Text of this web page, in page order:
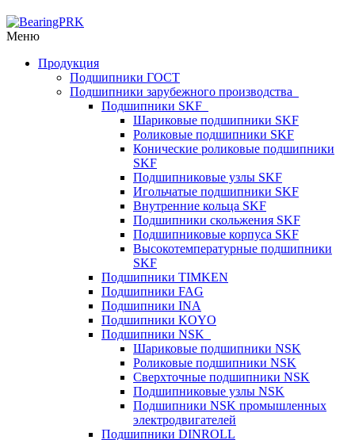
Меню
Продукция
Подшипники ГОСТ
Подшипники зарубежного производства
Подшипники SKF
Шариковые подшипники SKF
Роликовые подшипники SKF
Конические роликовые подшипники
SKF
Подшипниковые узлы SKF
Игольчатые подшипники SKF
Внутренние кольца SKF
Подшипники скольжения SKF
Подшипниковые корпуса SKF
Высокотемпературные подшипники
SKF
Подшипники TIMKEN
Подшипники FAG
Подшипники INA
Подшипники KOYO
Подшипники NSK
Шариковые подшипники NSK
Роликовые подшипники NSK
Сверхточные подшипники NSK
Подшипниковые узлы NSK
Подшипники NSK промышленных
электродвигателей
Подшипники DINROLL